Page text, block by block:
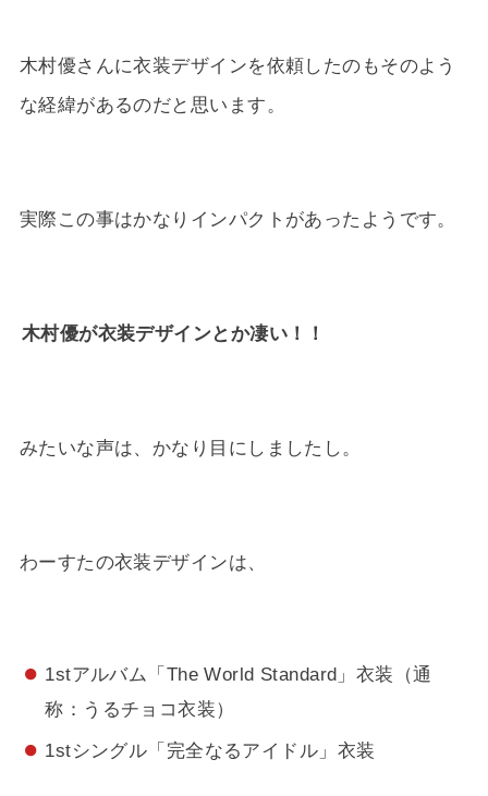
木村優さんに衣装デザインを依頼したのもそのよう
な経緯があるのだと思います。
実際この事はかなりインパクトがあったようです。
木村優が衣装デザインとか凄い！！
みたいな声は、かなり目にしましたし。
わーすたの衣装デザインは、
1stアルバム「The World Standard」衣装（通
称：うるチョコ衣装）
1stシングル「完全なるアイドル」衣装